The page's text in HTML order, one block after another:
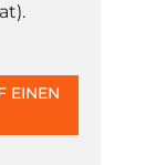
EINEN